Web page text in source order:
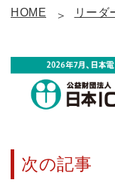
HOME リーダ
次の記事